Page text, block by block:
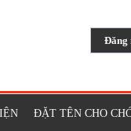
ĐẶT TÊN CHO